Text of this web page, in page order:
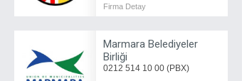
Firma Detay
Marmara Belediyeler
Birliği
0212 514 10 00 (PBX)